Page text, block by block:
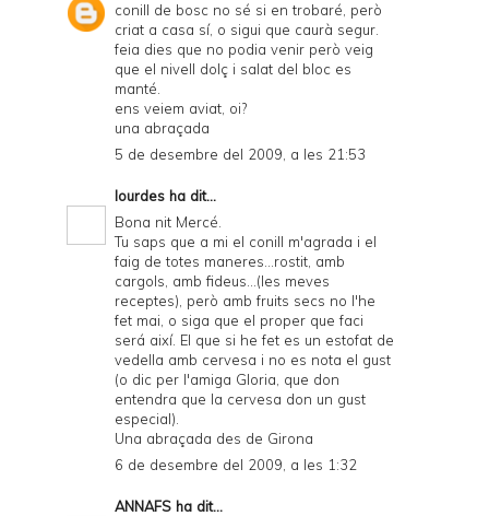
conill de bosc no sé si en trobaré, però
criat a casa sí, o sigui que caurà segur.
feia dies que no podia venir però veig
que el nivell dolç i salat del bloc es
manté.
ens veiem aviat, oi?
una abraçada
5 de desembre del 2009, a les 21:53
lourdes ha dit...
Bona nit Mercé.
Tu saps que a mi el conill m'agrada i el
faig de totes maneres...rostit, amb
cargols, amb fideus...(les meves
receptes), però amb fruits secs no l'he
fet mai, o siga que el proper que faci
será així. El que si he fet es un estofat de
vedella amb cervesa i no es nota el gust
(o dic per l'amiga Gloria, que don
entendra que la cervesa don un gust
especial).
Una abraçada des de Girona
6 de desembre del 2009, a les 1:32
ANNAFS ha dit...